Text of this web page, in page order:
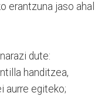
erantzuna jaso ahal
dute:
handitzea,
aurre egiteko;